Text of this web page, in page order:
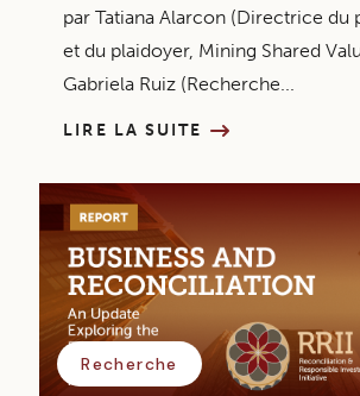
par Tatiana Alarcon (Directrice du
et du plaidoyer, Mining Shared
Gabriela Ruiz (Recherche...
LIRE LA SUITE
Recherche